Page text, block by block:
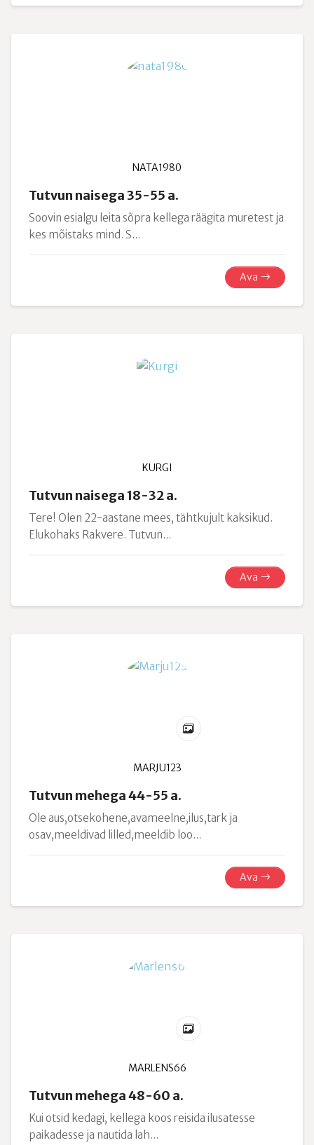
NATA1980
Tutvun naisega 35-55 a.
Soovin esialgu leita sõpra kellega räägita muretest ja
kes mõistaks mind. S...
Ava
KURGI
Tutvun naisega 18-32 a.
Tere! Olen 22-aastane mees, tähtkujult kaksikud.
Elukohaks Rakvere. Tutvun...
Ava
MARJU123
Tutvun mehega 44-55 a.
Ole aus,otsekohene,avameelne,ilus,tark ja
osav,meeldivad lilled,meeldib loo...
Ava
MARLENS66
Tutvun mehega 48-60 a.
Kui otsid kedagi, kellega koos reisida ilusatesse
paikadesse ja nautida lah...